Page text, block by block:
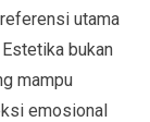
utama
bukan
mampu
emosional